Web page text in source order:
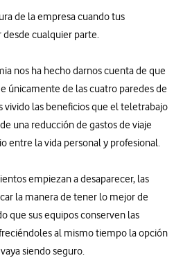
de la empresa cuando tus
cualquier parte.
nos ha hecho darnos cuenta de que
únicamente de las cuatro paredes de
vivido las beneficios que el teletrabajo
una reducción de gastos de viaje
entre la vida personal y profesional.
empiezan a desaparecer, las
la manera de tener lo mejor de
que sus equipos conserven las
al mismo tiempo la opción
siendo seguro.